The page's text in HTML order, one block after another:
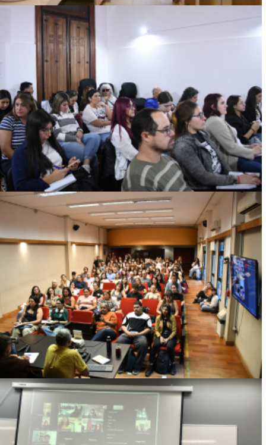
QUÉ LES PASA A LAS MAESTRAS QUE
RECIBEN NIÑOS AUTISTAS EN SUS AULAS
Ver más
PSICOLOGÍA SOCIAL DESDE URUGUAY: UNA
APUESTA CRÍTICA PARA PENSAR EL
PRESENTE
Ver más
GONZALO GRAU PÉREZ, DOCTOR EN